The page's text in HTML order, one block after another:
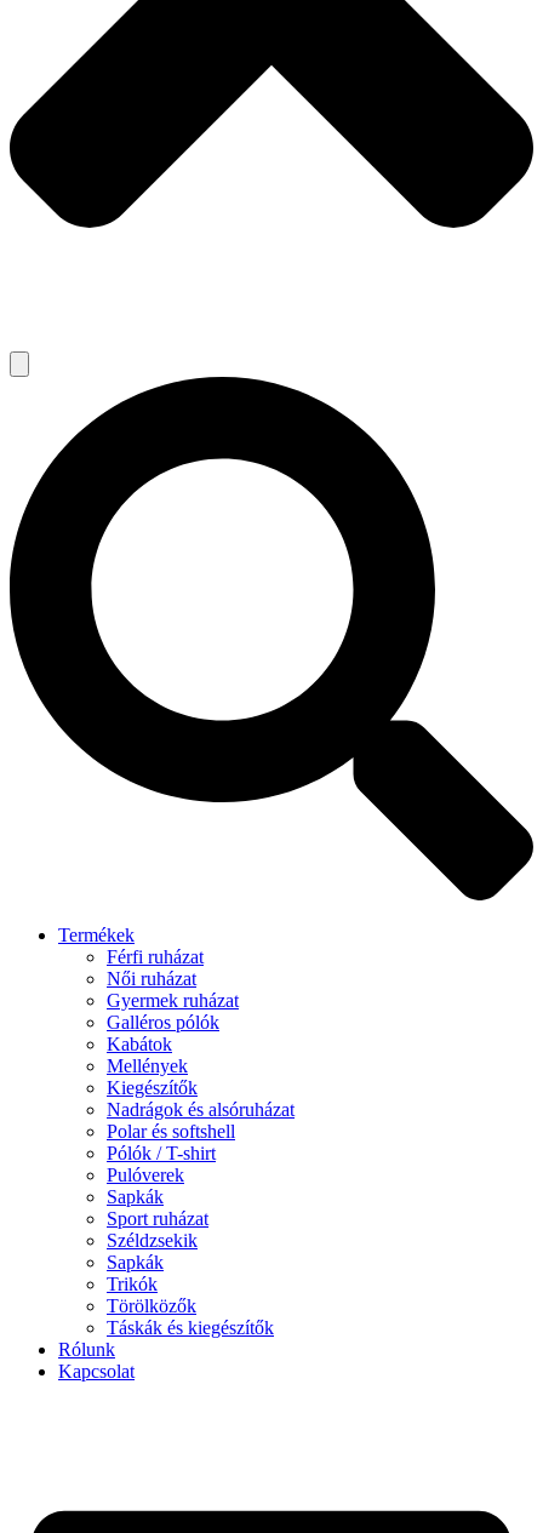
Termékek
Férfi ruházat
Női ruházat
Gyermek ruházat
Galléros pólók
Kabátok
Mellények
Kiegészítők
Nadrágok és alsóruházat
Polar és softshell
Pólók / T-shirt
Pulóverek
Sapkák
Sport ruházat
Széldzsekik
Sapkák
Trikók
Törölközők
Táskák és kiegészítők
Rólunk
Kapcsolat